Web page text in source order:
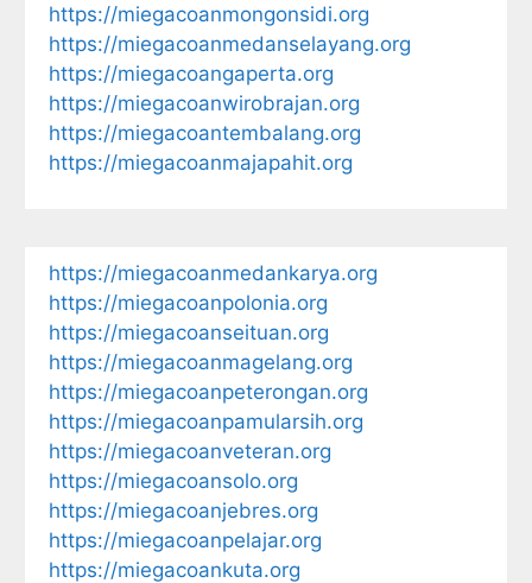
https://miegacoanmongonsidi.org
https://miegacoanmedanselayang.org
https://miegacoangaperta.org
https://miegacoanwirobrajan.org
https://miegacoantembalang.org
https://miegacoanmajapahit.org
https://miegacoanmedankarya.org
https://miegacoanpolonia.org
https://miegacoanseituan.org
https://miegacoanmagelang.org
https://miegacoanpeterongan.org
https://miegacoanpamularsih.org
https://miegacoanveteran.org
https://miegacoansolo.org
https://miegacoanjebres.org
https://miegacoanpelajar.org
https://miegacoankuta.org